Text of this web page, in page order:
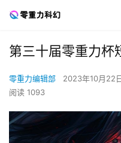
第三十届零重力杯
零重力编辑部 2023年10月22
阅读 1093